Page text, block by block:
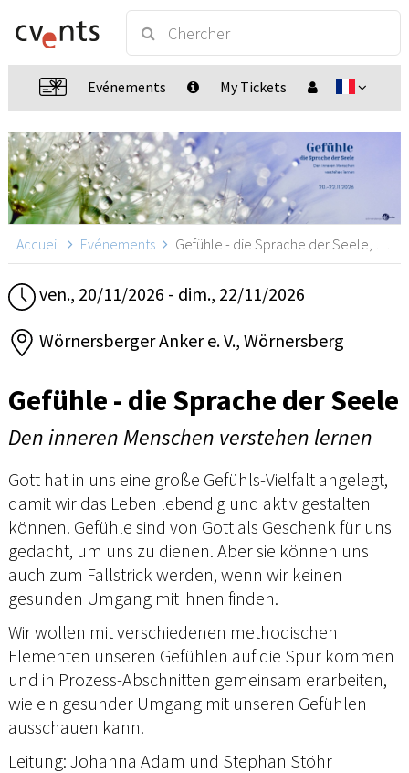
Evénements My Tickets
Accueil Evénements Gefühle - die Sprache der Seele, Wörnersberg
ven., 20/11/2026 - dim., 22/11/2026
Wörnersberger Anker e. V., Wörnersberg
Gefühle - die Sprache der Seele
Den inneren Menschen verstehen lernen
Gott hat in uns eine große Gefühls-Vielfalt angelegt,
damit wir das Leben lebendig und aktiv gestalten
können. Gefühle sind von Gott als Geschenk für uns
gedacht, um uns zu dienen. Aber sie können uns
auch zum Fallstrick werden, wenn wir keinen
gesunden Umgang mit ihnen finden.
Wir wollen mit verschiedenen methodischen
Elementen unseren Gefühlen auf die Spur kommen
und in Prozess-Abschnitten gemeinsam erarbeiten,
wie ein gesunder Umgang mit unseren Gefühlen
ausschauen kann.
Leitung: Johanna Adam und Stephan Stöhr